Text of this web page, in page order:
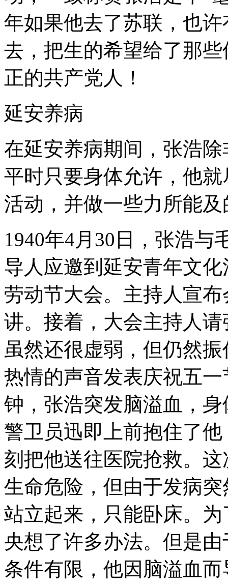
年如果他去了苏联，也
去，把生的希望给了那
正的共产党人！
延安养病
在延安养病期间，张浩
平时只要身体允许，他
活动，并做一些力所能
1940年4月30日，张浩与
导人应邀到延安青年文
劳动节大会。主持人宣
讲。接着，大会主持人
虽然还很虚弱，但仍然
热情的声音发表庆祝五
钟，张浩突发脑溢血，
警卫员迅即上前抱住了
刻把他送往医院抢救。
生命危险，但由于发病
站立起来，只能卧床。
央想了许多办法。但是
条件有限，他因脑溢血